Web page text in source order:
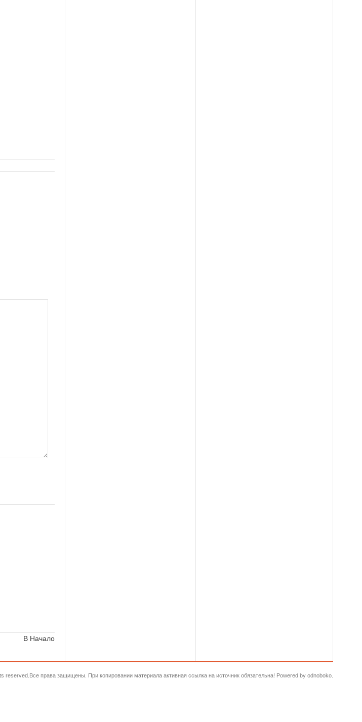
В Начало
reserved.Все права защищены. При копировании материала активная ссылка на источник обязательна! Powered by odnoboko.